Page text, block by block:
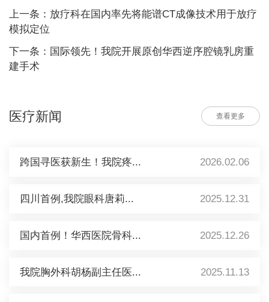
上一条：放疗科在国内率先将能谱CT成像技术用于放疗
模拟定位
下一条：国际领先！我院开展原创华西逆序腔镜乳房重
建手术
医疗新闻 查看更多
跨国寻医获新生！我院疼... 2026.02.06
四川首例,我院眼科唐莉... 2025.12.31
国内首例！华西医院骨科... 2025.12.26
我院胸外科胡杨副主任医... 2025.11.13